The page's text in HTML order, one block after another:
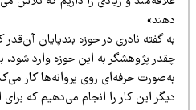
گفته نادری در حوزه بندپایان آن‌قدر کار
حرفه‌ای روی پروانه‌ها کار می‌کنم،
این کار را انجام می‌دهیم که برای این